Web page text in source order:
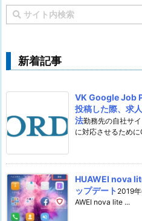
新着記事
VK Google Job
投稿した際、求
法勤務先の自社サ
に対応させるために
HUAWEI nova
ップデート 2019
AWEI nova lite ...